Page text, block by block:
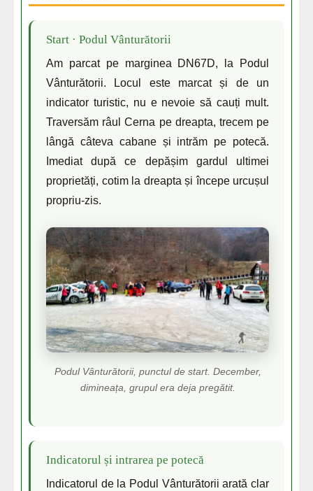
Start · Podul Vânturătorii
Am parcat pe marginea DN67D, la Podul
Vânturătorii. Locul este marcat și de un
indicator turistic, nu e nevoie să cauți mult.
Traversăm râul Cerna pe dreapta, trecem pe
lângă câteva cabane și intrăm pe potecă.
Imediat după ce depășim gardul ultimei
proprietăți, cotim la dreapta și începe urcușul
propriu-zis.
Podul Vânturătorii, punctul de start. December,
dimineața, grupul era deja pregătit.
Indicatorul și intrarea pe potecă
Indicatorul de la Podul Vânturătorii arată clar